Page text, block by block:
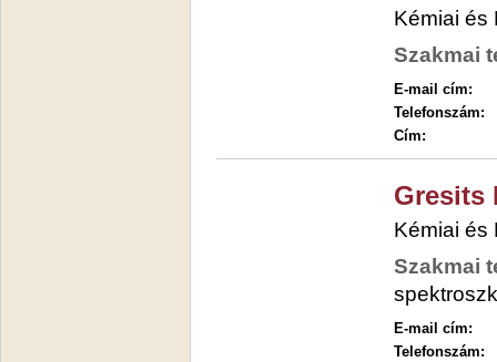
Kémiai és
Szakmai
E-mail cím:
Telefonszám:
Cím:
Gresits
Kémiai és
Szakmai
E-mail cím:
Telefonszám: